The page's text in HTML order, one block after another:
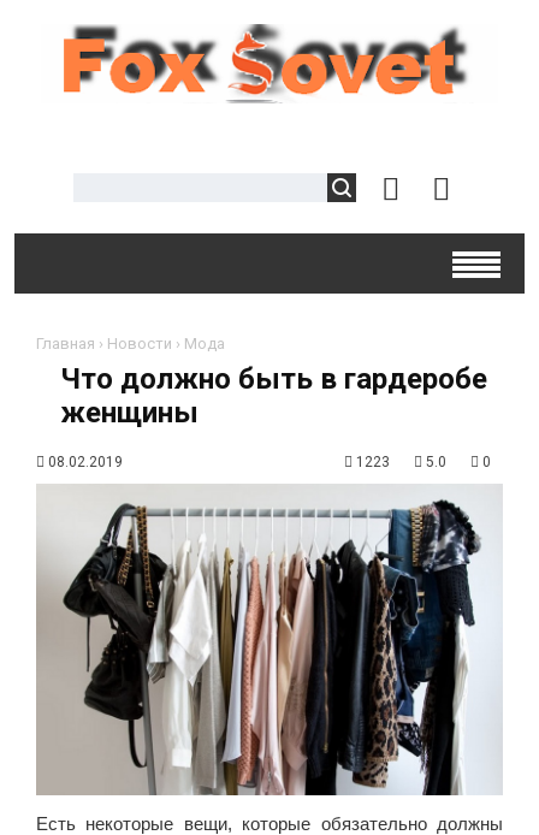
Главная › Новости › Мода
Что должно быть в гардеробе
женщины
08.02.2019 1223 5.0 0
Есть некоторые вещи, которые обязательно должны